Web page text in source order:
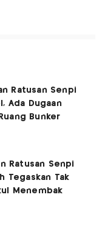
Ratusan Senpi
Ada Dugaan
Bunker
Ratusan Senpi
Tegaskan Tak
Menembak